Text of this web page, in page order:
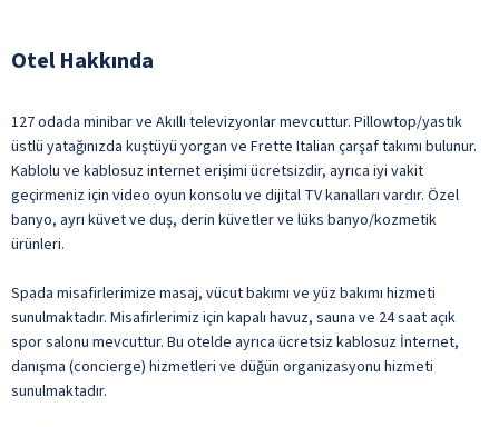
Otel Hakkında
127 odada minibar ve Akıllı televizyonlar mevcuttur. Pillowtop/yastık
üstlü yatağınızda kuştüyü yorgan ve Frette Italian çarşaf takımı bulunur.
Kablolu ve kablosuz internet erişimi ücretsizdir, ayrıca iyi vakit
geçirmeniz için video oyun konsolu ve dijital TV kanalları vardır. Özel
banyo, ayrı küvet ve duş, derin küvetler ve lüks banyo/kozmetik
ürünleri.
Spada misafirlerimize masaj, vücut bakımı ve yüz bakımı hizmeti
sunulmaktadır. Misafirlerimiz için kapalı havuz, sauna ve 24 saat açık
spor salonu mevcuttur. Bu otelde ayrıca ücretsiz kablosuz İnternet,
danışma (concierge) hizmetleri ve düğün organizasyonu hizmeti
sunulmaktadır.